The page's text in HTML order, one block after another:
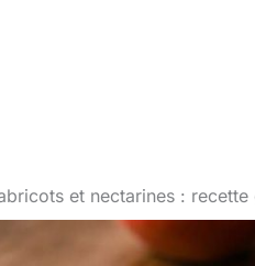
et nectarines :